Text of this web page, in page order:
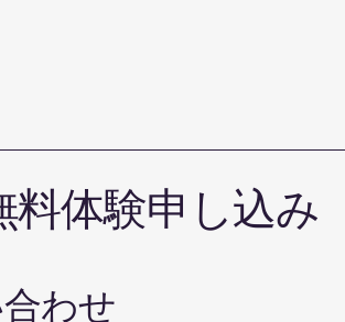
体験申し込み
わせ